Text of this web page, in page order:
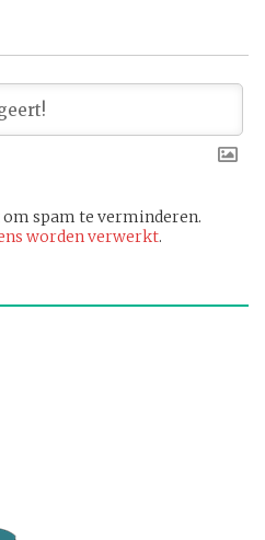
spam te verminderen.
worden verwerkt.